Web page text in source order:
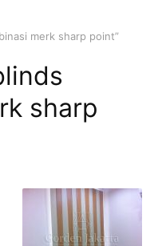
merk sharp point”
sharp